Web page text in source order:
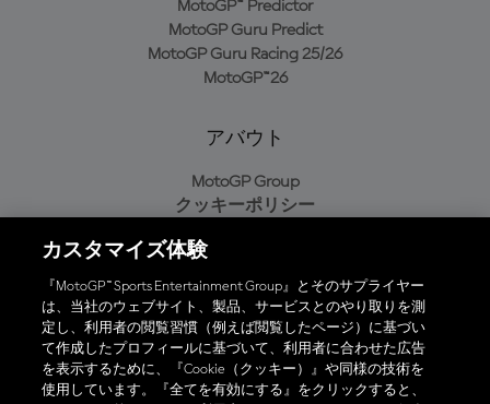
MotoGP™ Predictor
MotoGP Guru Predict
MotoGP Guru Racing 25/26
MotoGP™26
アバウト
MotoGP Group
クッキーポリシー
プライバシーポリシー
購入ポリシー
オフィシャルアプリ
カスタマイズ体験
『MotoGP™ Sports Entertainment Group』とそのサプライヤー
は、当社のウェブサイト、製品、サービスとのやり取りを測
定し、利用者の閲覧習慣（例えば閲覧したページ）に基づい
て作成したプロフィールに基づいて、利用者に合わせた広告
を表示するために、『Cookie（クッキー）』や同様の技術を
使用しています。『全てを有効にする』をクリックすると、